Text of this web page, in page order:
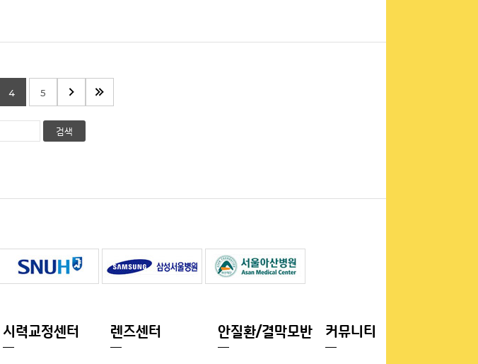
4 5
시력교정센터 렌즈센터 안질환/결막모반 커뮤니티